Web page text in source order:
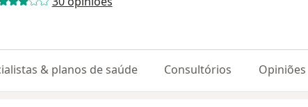
& planos de saúde Consultórios Opiniões